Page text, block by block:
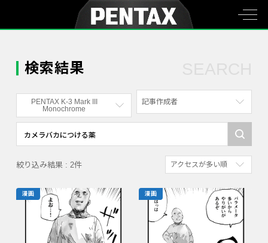
検索結果
PENTAX K-3 Mark III
Monochrome
すべて
PENTAX K-70
PENTAX KF
PENTAX K-1
PENTAX K-3 Mark III Monochrome
PENTAX 17
記事作成者
すべて
写真家
漫画家
アクセスが多い順
新着順
参考にした人の多い順
アクセスが多い順
絞り込み結果 : 2件
漫画 漫画